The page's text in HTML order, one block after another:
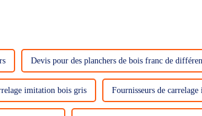
Devis pour des planchers de bois franc de
imitation bois gris Fournisseurs de